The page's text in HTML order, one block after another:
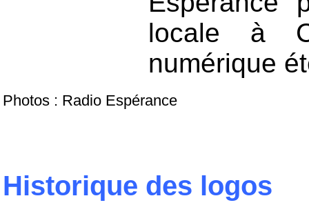
locale à
numérique
Photos : Radio Espérance
Historique des logos